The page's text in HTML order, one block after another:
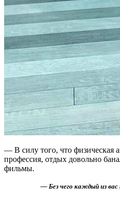
— В силу того, что физическая
профессия, отдых довольно
фильмы.
— Без чего каждый из вас